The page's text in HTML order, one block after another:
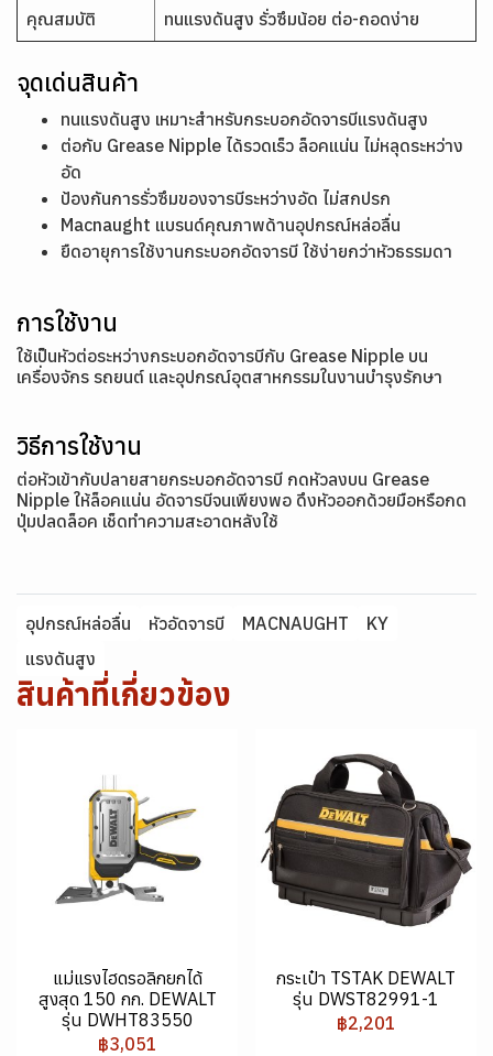
คุณสมบัติ ทนแรงดันสูง รั่วซึมน้อย ต่อ-ถอดง่าย
จุดเด่นสินค้า
ทนแรงดันสูง เหมาะสำหรับกระบอกอัดจารบีแรงดันสูง
ต่อกับ Grease Nipple ได้รวดเร็ว ล็อคแน่น ไม่หลุดระหว่าง
อัด
ป้องกันการรั่วซึมของจารบีระหว่างอัด ไม่สกปรก
Macnaught แบรนด์คุณภาพด้านอุปกรณ์หล่อลื่น
ยืดอายุการใช้งานกระบอกอัดจารบี ใช้ง่ายกว่าหัวธรรมดา
การใช้งาน
ใช้เป็นหัวต่อระหว่างกระบอกอัดจารบีกับ Grease Nipple บน
เครื่องจักร รถยนต์ และอุปกรณ์อุตสาหกรรมในงานบำรุงรักษา
วิธีการใช้งาน
ต่อหัวเข้ากับปลายสายกระบอกอัดจารบี กดหัวลงบน Grease
Nipple ให้ล็อคแน่น อัดจารบีจนเพียงพอ ดึงหัวออกด้วยมือหรือกด
ปุ่มปลดล็อค เช็ดทำความสะอาดหลังใช้
อุปกรณ์หล่อลื่น หัวอัดจารบี MACNAUGHT
KY
แรงดันสูง
สินค้าที่เกี่ยวข้อง
แม่แรงไฮดรอลิกยกได้
สูงสุด 150 กก. DEWALT
รุ่น DWHT83550
฿3,051
กระเป๋า TSTAK DEWALT
รุ่น DWST82991-1
฿2,201